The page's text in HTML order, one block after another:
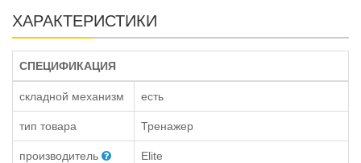
ХАРАКТЕРИСТИКИ
СПЕЦИФИКАЦИЯ
складной механизм есть
тип товара Тренажер
производитель Elite